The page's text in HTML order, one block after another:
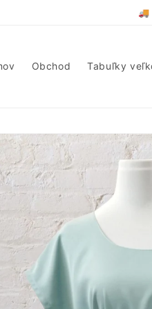
🚚
Obchod Tabuľky